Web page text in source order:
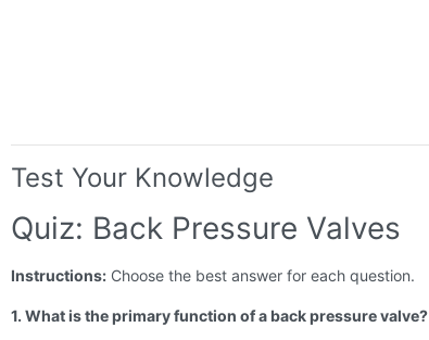
Test Your Knowledge
Quiz: Back Pressure Valves
Instructions: Choose the best answer for each question.
1. What is the primary function of a back pressure valve?